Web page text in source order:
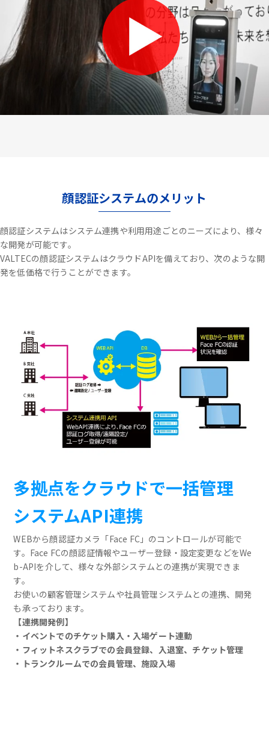
顔認証システムのメリット
顔認証システムはシステム連携や利用用途ごとのニーズにより、様々
な開発が可能です。
VALTECの顔認証システムはクラウドAPIを備えており、次のような開
発を低価格で行うことができます。
多拠点をクラウドで一括管理
システムAPI連携
WEBから顔認証カメラ「Face FC」のコントロールが可能で
す。Face FCの顔認証情報やユーザー登録・設定変更などをWe
b-APIを介して、様々な外部システムとの連携が実現できま
す。
お使いの顧客管理システムや社員管理システムとの連携、開発
も承っております。
【連携開発例】
・イベントでのチケット購入・入場ゲート連動
・フィットネスクラブでの会員登録、入退室、チケット管理
・トランクルームでの会員管理、施設入場